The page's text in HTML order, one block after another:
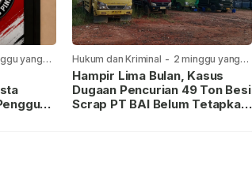
yang
Hukum dan Kriminal - 2 minggu yang
lalu
Hampir Lima Bulan, Kasus
Dugaan Pencurian 49 Ton Besi
Scrap PT BAI Belum Tetapkan